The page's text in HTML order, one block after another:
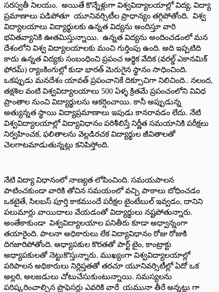
సరస్వతీ నిలయం. అయితే కొన్నేళ్లుగా విశ్వవిద్యాలయాల్లో విద్య, విద్యా
ప్రమాణాలు పడిపోతూ యూనివర్సిటీల ప్రాధాన్యం తగ్గిపోతోంది. విశ్వ
విద్యాలయాలు విద్యార్థులకు ఉన్నత విద్యను అందిస్తూ వారి
భవితవ్యానికి ఊతమిస్తున్నాయి. ఉన్నత విద్యను అందించడంలో మన
దేశంలోని విశ్వ విద్యాలయాలకు మంచి గుర్తింపు ఉంది. అది ఇప్పటిది
కాదు ఉన్నత విద్యకు సంబంధించి ప్రపంచ ఆర్థిక వేదిక (వరల్డ్‌ ఎకానమిక్‌
ఫోరమ్‌) ర్యాంకింగుల్లో కుడా భారత్‌ మెరుగైన స్థానం సాధించింది.
ఒకప్పుడు మనదేశం యావత్‌ ప్రపంచానికే దిక్సూచిగా నిలిచింది.. నలంద,
తక్షశిల వంటి విశ్వవిద్యాలయాలు 500 ఏళ్ళ క్రితమే ప్రపంచంలోని వివిధ
ప్రాంతాల నుంచి విద్యార్థులను ఆకర్షించాయి. కానీ అప్పుడున్న
అత్యున్నత స్థాయి విద్యాప్రమాణాలు ఇపుడు కానరావడం లేదు. నేటి
విశ్వవిద్యాలయాల్లో విద్యావిధానం పరిశీలిస్తే నిర్ణీత సమయానికి పరీక్షలు
నిర్వహించక, ఫలితాలను వెల్లడిరచక విద్యార్థుల జీవితాలతో
చెలగాటమాడుతున్నట్లు కనిపిస్తోంది.
నేటి విద్యా విధానంలో నాణ్యత లోపించింది. సమయపాలన
పాటించకుండా వారికి తోచిన సమయంలో వచ్చి పాఠాలు బోధించడం
ఒకటైతే, సిలబస్‌ పూర్తి కాకముందే పరీక్షల టైంటేబుల్‌ ఇవ్వడం, దానిని
పలుమార్లు వాయిదాలు వేయడంతో విద్యార్థులు నష్టపోతున్నారు.
అంతేకాకుండా విశ్వవిద్యాలయాల పనితీరు కూడా అధ్వాన్నంగా
తయారైంది. పాలనా అధికారులు లేక విద్యావిధానం రోజు రోజుకి
దిగజారిపోతోంది. అధ్యాపకుల కొరతతో పార్ట్‌ టైం, కాంట్రాక్టు
అధ్యాపకులతో నెట్టుకొస్తున్నారు. ముఖ్యంగా విశ్వవిద్యాలయాల్లో
పరిపాలన అధికారులు నిర్లిప్తతతో తరచూ యూనివర్సిటీల్లో ఏదో ఒక
అల్లరి, అలజడులు చోటుచేసుకుంటున్నాయి. సమస్యలను
పరిష్కరించాల్సిన ప్రొఫెసర్లు ఎవరికి వారే యమునా తీరే అన్నట్లు గా